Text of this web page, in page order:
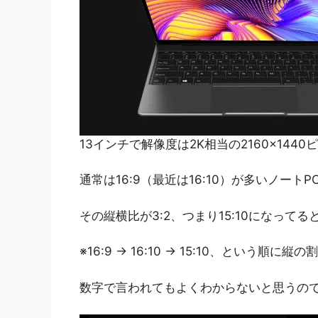
13インチで解像度は2K相当の2160×1440
通常は16:9（最近は16:10）が多いノート
その縦横比が3:2、つまり15:10になってる
※16:9 → 16:10 → 15:10、という順に縦の
数字で言われてもよくわからないと思うの